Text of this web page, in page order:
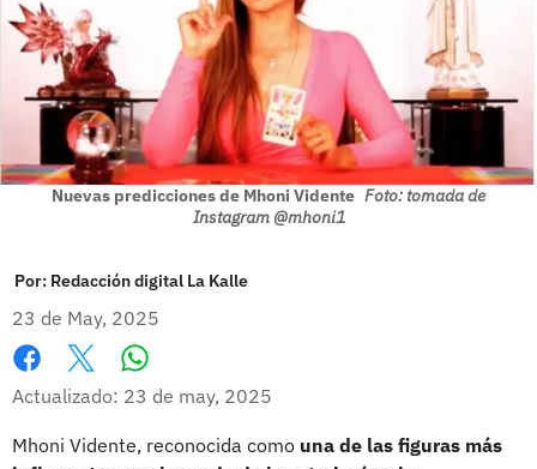
Nuevas predicciones de Mhoni Vidente Foto: tomada de
Instagram @mhoni1
Por: Redacción digital La Kalle
23 de May, 2025
Facebook
X
Actualizado: 23 de may, 2025
Mhoni Vidente, reconocida como una de las figuras más